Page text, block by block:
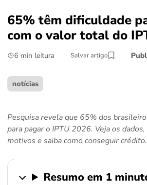
finanças
benefícios
crédito fácil
ferramentas
65% têm dificuldade
com o valor total do
6 min leitura Salvar artigo
notícias
Pesquisa revela que 65% dos
para pagar o IPTU 2026. Veja os
motivos e saiba como conseguir crédito.
Resumo em 1